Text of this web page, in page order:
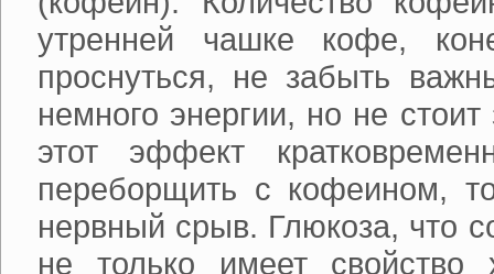
утренней чашке кофе,
проснуться, не забыть
немного энергии, но не
этот эффект
переборщить с кофеином,
нервный срыв. Глюкоза, что
не только имеет свойство